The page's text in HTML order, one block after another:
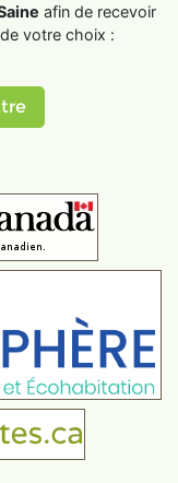
afin de recevoir
votre choix :